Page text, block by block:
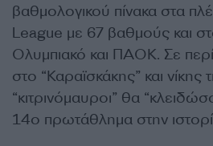
βαθμολογικού πίνακα στα
League με 67 βαθμούς και
Ολυμπιακό και ΠΑΟΚ. Σε
στο “Καραϊσκάκης” και
“κιτρινόμαυροι” θα
14ο πρωτάθλημα στην